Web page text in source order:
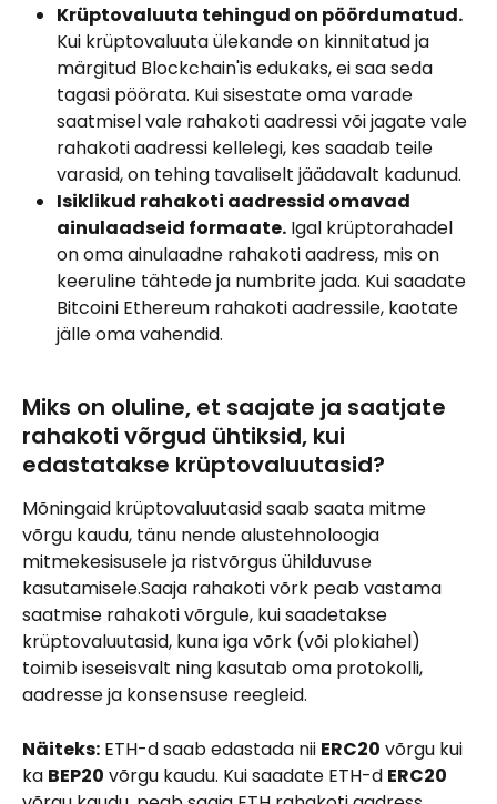
Krüptovaluuta tehingud on pöördumatud.
Kui krüptovaluuta ülekande on kinnitatud ja
märgitud Blockchain'is edukaks, ei saa seda
tagasi pöörata. Kui sisestate oma varade
saatmisel vale rahakoti aadressi või jagate vale
rahakoti aadressi kellelegi, kes saadab teile
varasid, on tehing tavaliselt jäädavalt kadunud.
Isiklikud rahakoti aadressid omavad
ainulaadseid formaate. Igal krüptorahadel
on oma ainulaadne rahakoti aadress, mis on
keeruline tähtede ja numbrite jada. Kui saadate
Bitcoini Ethereum rahakoti aadressile, kaotate
jälle oma vahendid.
Miks on oluline, et saajate ja saatjate
rahakoti võrgud ühtiksid, kui
edastatakse krüptovaluutasid?
Mõningaid krüptovaluutasid saab saata mitme
võrgu kaudu, tänu nende alustehnoloogia
mitmekesisusele ja ristvõrgus ühilduvuse
kasutamisele.Saaja rahakoti võrk peab vastama
saatmise rahakoti võrgule, kui saadetakse
krüptovaluutasid, kuna iga võrk (või plokiahel)
toimib iseseisvalt ning kasutab oma protokolli,
aadresse ja konsensuse reegleid.
Näiteks: ETH-d saab edastada nii ERC20 võrgu kui
ka BEP20 võrgu kaudu. Kui saadate ETH-d ERC20